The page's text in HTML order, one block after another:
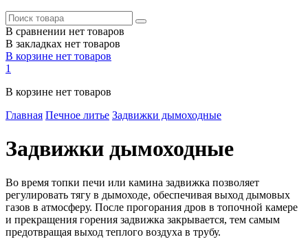
В сравнении нет товаров
В закладках нет товаров
В корзине нет товаров
1
В корзине нет товаров
Главная Печное литье Задвижки дымоходные
Задвижки дымоходные
Во время топки печи или камина задвижка позволяет
регулировать тягу в дымоходе, обеспечивая выход дымовых
газов в атмосферу. После прогорания дров в топочной камере
и прекращения горения задвижка закрывается, тем самым
предотвращая выход теплого воздуха в трубу.